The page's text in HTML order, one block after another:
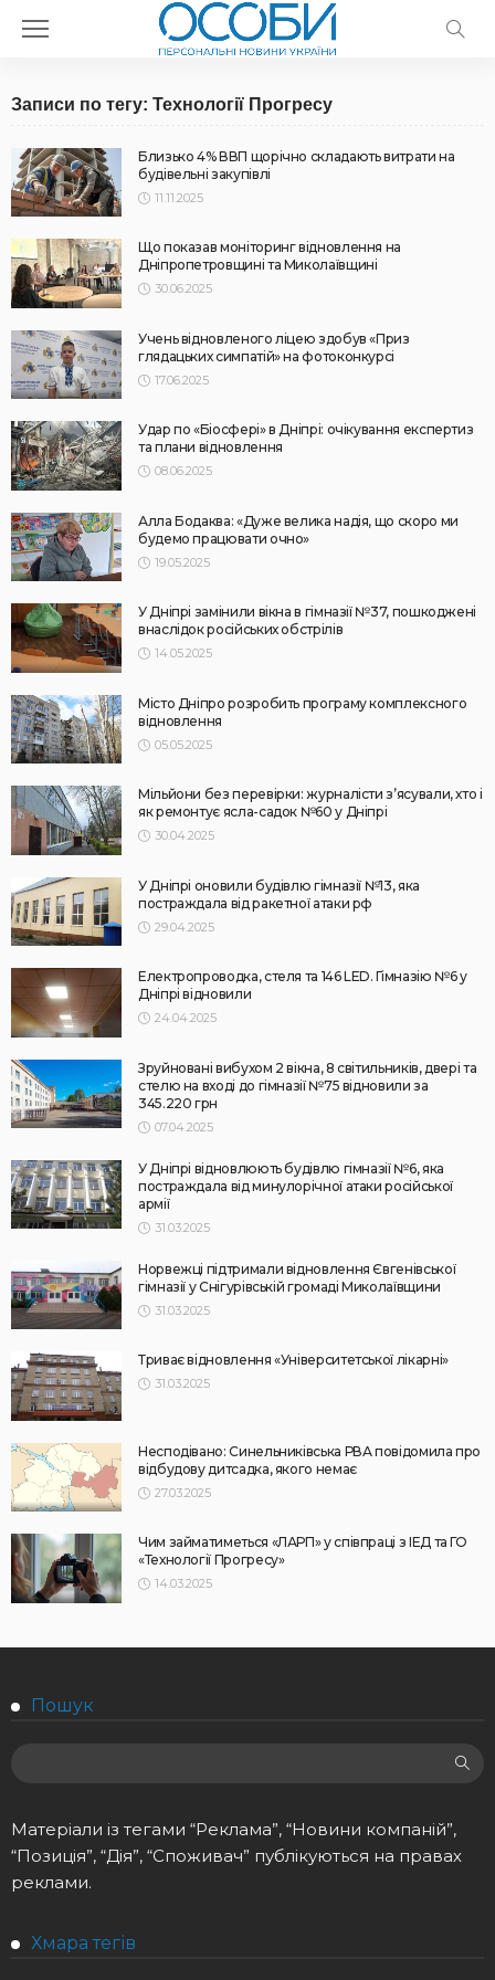
Записи по тегу: Технології Прогресу
Близько 4% ВВП щорічно складають витрати на
будівельні закупівлі
11.11.2025
Що показав моніторинг відновлення на
Дніпропетровщині та Миколаївщині
30.06.2025
Учень відновленого ліцею здобув «Приз
глядацьких симпатій» на фотоконкурсі
17.06.2025
Удар по «Біосфері» в Дніпрі: очікування експертиз
та плани відновлення
08.06.2025
Алла Бодаква: «Дуже велика надія, що скоро ми
будемо працювати очно»
19.05.2025
У Дніпрі замінили вікна в гімназії №37, пошкоджені
внаслідок російських обстрілів
14.05.2025
Місто Дніпро розробить програму комплексного
відновлення
05.05.2025
Мільйони без перевірки: журналісти з’ясували, хто і
як ремонтує ясла-садок №60 у Дніпрі
30.04.2025
У Дніпрі оновили будівлю гімназії №13, яка
постраждала від ракетної атаки рф
29.04.2025
Електропроводка, стеля та 146 LED. Гімназію №6 у
Дніпрі відновили
24.04.2025
Зруйновані вибухом 2 вікна, 8 світильників, двері та
стелю на вході до гімназії №75 відновили за
345.220 грн
07.04.2025
У Дніпрі відновлюють будівлю гімназії №6, яка
постраждала від минулорічної атаки російської
армії
31.03.2025
Норвежці підтримали відновлення Євгенівської
гімназії у Снігурівській громаді Миколаївщини
31.03.2025
Триває відновлення «Університетської лікарні»
31.03.2025
Несподівано: Синельниківська РВА повідомила про
відбудову дитсадка, якого немає
27.03.2025
Чим займатиметься «ЛАРП» у співпраці з ІЕД та ГО
«Технології Прогресу»
14.03.2025
Пошук
Матеріали із тегами “Реклама”, “Новини компаній”,
“Позиція”, “Дія”, “Споживач” публікуються на правах
реклами.
Хмара тегів